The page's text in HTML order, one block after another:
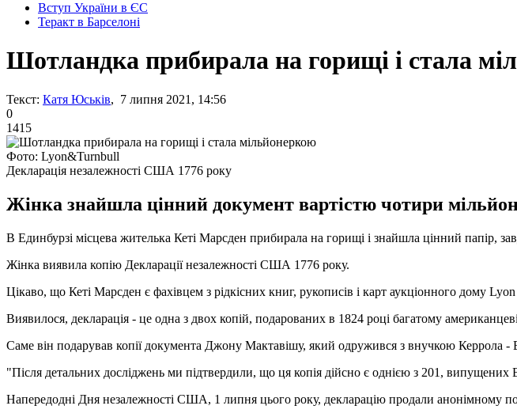
Вступ України в ЄС
Теракт в Барселоні
Шотландка прибирала на горищі і стала
Текст: Катя Юськів, 7 липня 2021, 14:56
0
1415
Фото: Lyon&Turnbull
Декларація незалежності США 1776 року
Жінка знайшла цінний документ вартістю чотири
В Единбурзі місцева жителька Кеті Марсден прибирала на горищі і знайшла цінний папір,
Жінка виявила копію Декларації незалежності США 1776 року.
Цікаво, що Кеті Марсден є фахівцем з рідкісних книг, рукописів і карт аукціонного дому
Виявилося, декларація - це одна з двох копій, подарованих в 1824 році багатому
Саме він подарував копії документа Джону Мактавішу, який одружився з внучкою Керрола -
"Після детальних досліджень ми підтвердили, що ця копія дійсно є однією з 201,
Напередодні Дня незалежності США, 1 липня цього року, декларацію продали анонімному